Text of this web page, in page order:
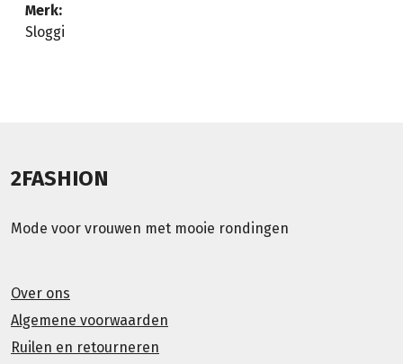
Merk:
Sloggi
2FASHION
Mode voor vrouwen met mooie rondingen
Over ons
Algemene voorwaarden
Ruilen en retourneren